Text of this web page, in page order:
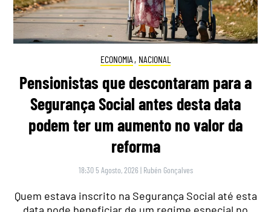
ECONOMIA , NACIONAL
Pensionistas que descontaram para a
Segurança Social antes desta data
podem ter um aumento no valor da
reforma
18:30 5 Agosto, 2026 | Rubén Gonçalves
Quem estava inscrito na Segurança Social até esta